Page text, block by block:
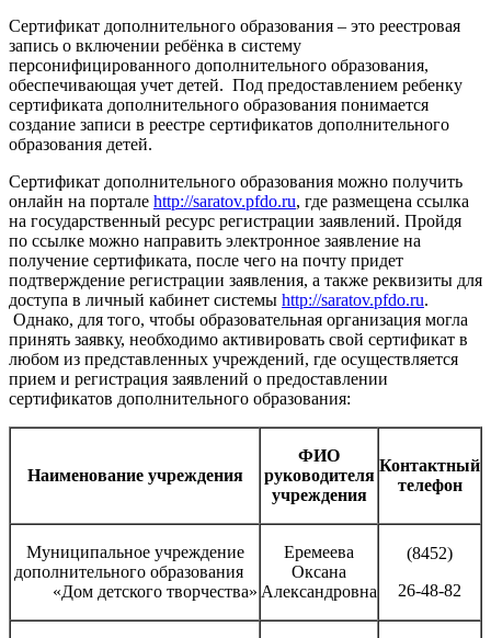
Сертификат дополнительного образования – это реестровая
запись о включении ребёнка в систему
персонифицированного дополнительного образования,
обеспечивающая учет детей. Под предоставлением ребенку
сертификата дополнительного образования понимается
создание записи в реестре сертификатов дополнительного
образования детей.
Сертификат дополнительного образования можно получить
онлайн на портале http://saratov.pfdo.ru, где размещена ссылка
на государственный ресурс регистрации заявлений. Пройдя
по ссылке можно направить электронное заявление на
получение сертификата, после чего на почту придет
подтверждение регистрации заявления, а также реквизиты для
доступа в личный кабинет системы http://saratov.pfdo.ru.
Однако, для того, чтобы образовательная организация могла
принять заявку, необходимо активировать свой сертификат в
любом из представленных учреждений, где осуществляется
прием и регистрация заявлений о предоставлении
сертификатов дополнительного образования:
Наименование учреждения
ФИО
руководителя
учреждения
Контактный
телефон
Муниципальное учреждение
дополнительного образования
«Дом детского творчества»
Еремеева
Оксана
Александровна
(8452)
26-48-82